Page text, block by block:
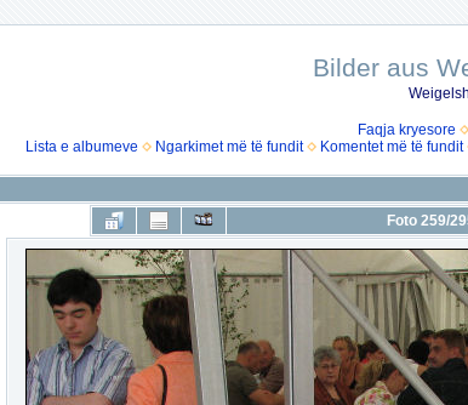
Bilder aus
Faqja kryesore
Lista e albumeve
Ngarkimet më të fundit Komentet më të fundit
Foto 259/